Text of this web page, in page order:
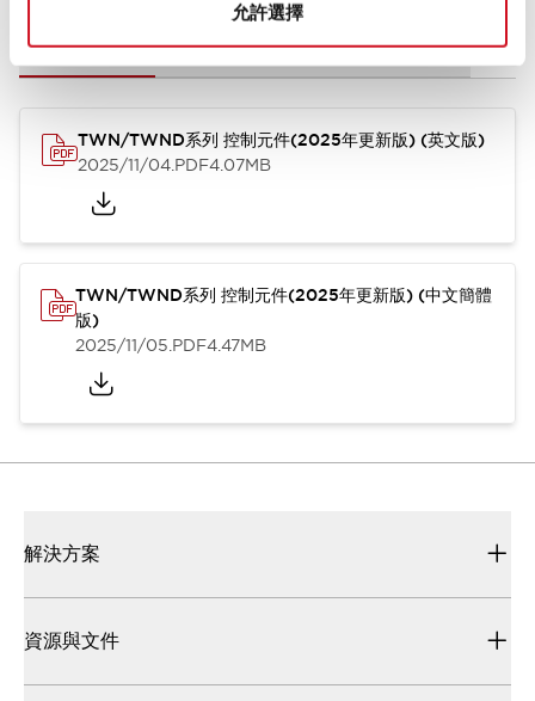
允許選擇
型錄和宣傳手冊 CAD檔 認證與標準 技術文件 其他
TWN/TWND系列 控制元件(2025年更新版) (英文版)
2025/11/04.PDF4.07MB
TWN/TWND系列 控制元件(2025年更新版) (中文簡體
版)
2025/11/05.PDF4.47MB
解決方案
資源與文件